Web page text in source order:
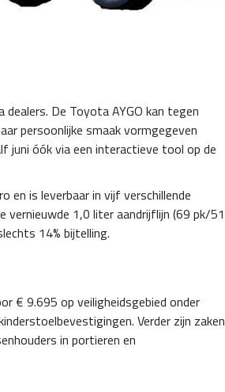
De Toyota AYGO kan tegen
persoonlijke smaak vormgegeven
juni óók via een interactieve tool op de
en is leverbaar in vijf verschillende
vernieuwde 1,0 liter aandrijflijn (69 pk/51
14% bijtelling.
€ 9.695 op veiligheidsgebied onder
Verder zijn zaken
in portieren en